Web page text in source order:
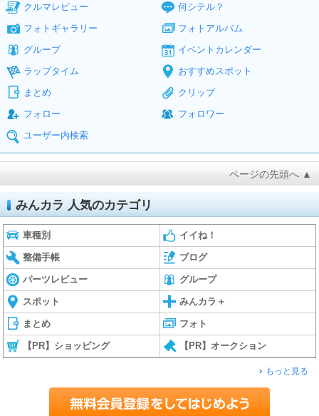
クルマレビュー
何シテル？
フォトギャラリー
フォトアルバム
グループ
イベントカレンダー
ラップタイム
おすすめスポット
まとめ
クリップ
フォロー
フォロワー
ユーザー内検索
ページの先頭へ ▲
みんカラ 人気のカテゴリ
車種別 イイね！
整備手帳 ブログ
パーツレビュー グループ
スポット みんカラ＋
まとめ フォト
【PR】ショッピング 【PR】オークション
もっと見る